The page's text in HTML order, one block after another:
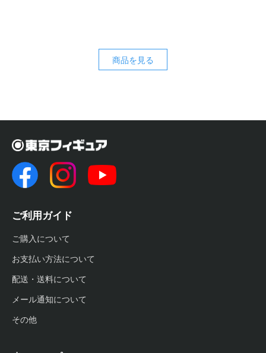
商品を見る
ご利用ガイド
ご購入について
お支払い方法について
配送・送料について
メール通知について
その他